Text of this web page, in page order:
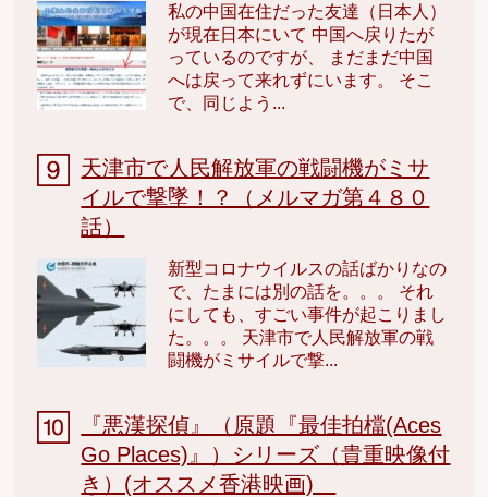
私の中国在住だった友達（日本人）
が現在日本にいて 中国へ戻りたが
っているのですが、 まだまだ中国
へは戻って来れずにいます。 そこ
で、同じよう...
天津市で人民解放軍の戦闘機がミサ
イルで撃墜！？（メルマガ第４８０
話）
新型コロナウイルスの話ばかりなの
で、たまには別の話を。。。 それ
にしても、すごい事件が起こりまし
た。。。 天津市で人民解放軍の戦
闘機がミサイルで撃...
『悪漢探偵』（原題『最佳拍檔(Aces
Go Places)』）シリーズ（貴重映像付
き）(オススメ香港映画)